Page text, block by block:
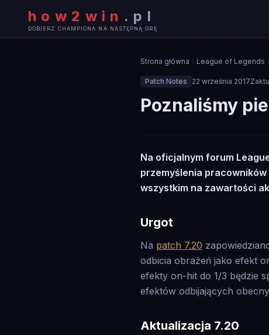
how2win . pl
DOBIERZ CHAMPIONA NA NASTĘPNĄ GRĘ
Strona główna League of Legends
Patch Notes 22 września 2017
Poznaliśmy
🔧
PATCH NOTES
Na oficjalnym forum
przemyślenia pracowników
wszystkim na zawartości
Urgot
Na patch 7.20
odbicia obrażeń jako efekt
efekty on-hit do 1/3 będzie
efektów odbijających
Aktualizacja 7.20